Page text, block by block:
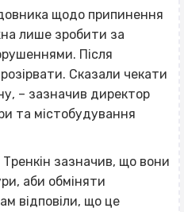
щодо припинення
лише зробити за
Після
Сказали чекати
– зазначив директор
та містобудування
зазначив, що вони
аби обміняти
відповіли, що це